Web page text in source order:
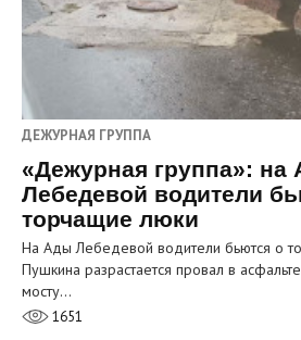
ДЕЖУРНАЯ ГРУППА
«Дежурная группа»: на
Лебедевой водители
торчащие люки
На Ады Лебедевой водители бьются о
Пушкина разрастается провал в
мосту…
1651